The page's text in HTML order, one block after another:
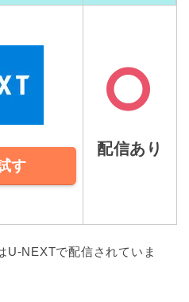
す
配信あり
U-NEXTで配信されていま